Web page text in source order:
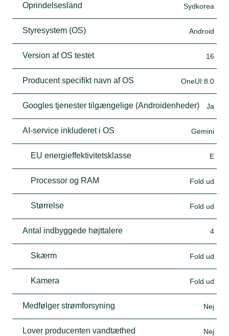
Oprindelsesland Sydkorea
Styresystem (OS) Android
Version af OS testet 16
Producent specifikt navn af OS OneUI 8.0
Googles tjenester tilgængelige (Androidenheder) Ja
AI-service inkluderet i OS Gemini
EU energieffektivitetsklasse E
Processor og RAM Fold ud
Størrelse Fold ud
Antal indbyggede højttalere 4
Skærm Fold ud
Kamera Fold ud
Medfølger strømforsyning Nej
Lover producenten vandtæthed Nej